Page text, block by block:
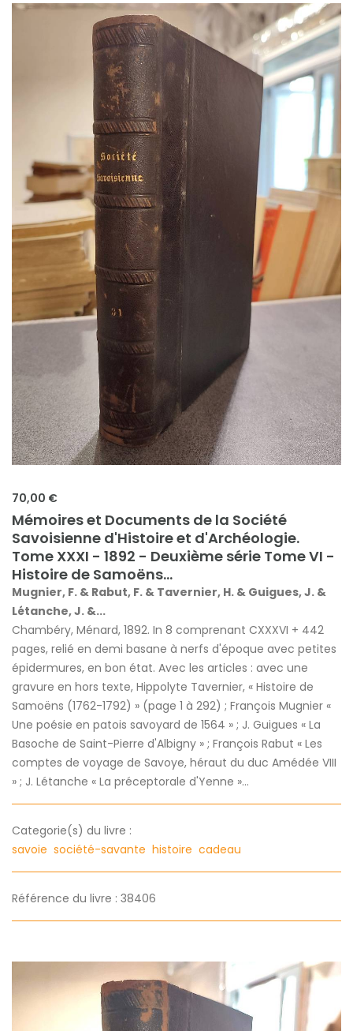
70,00 €
Mémoires et Documents de la Société
Savoisienne d'Histoire et d'Archéologie.
Tome XXXI - 1892 - Deuxième série Tome VI -
Histoire de Samoëns...
Mugnier, F. & Rabut, F. & Tavernier, H. & Guigues, J. &
Létanche, J. &...
Chambéry, Ménard, 1892. In 8 comprenant CXXXVI + 442
pages, relié en demi basane à nerfs d'époque avec petites
épidermures, en bon état. Avec les articles : avec une
gravure en hors texte, Hippolyte Tavernier, « Histoire de
Samoëns (1762-1792) » (page 1 à 292) ; François Mugnier «
Une poésie en patois savoyard de 1564 » ; J. Guigues « La
Basoche de Saint-Pierre d'Albigny » ; François Rabut « Les
comptes de voyage de Savoye, héraut du duc Amédée VIII
» ; J. Létanche « La préceptorale d'Yenne »...
Categorie(s) du livre :
savoie société-savante histoire cadeau
Référence du livre : 38406